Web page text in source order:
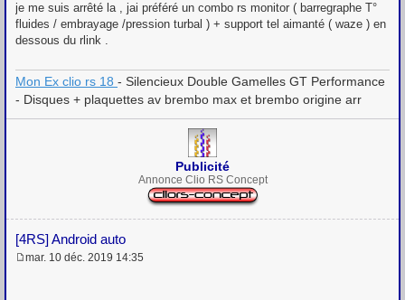
je me suis arrêté la , jai préféré un combo rs monitor ( barregraphe T°
fluides / embrayage /pression turbal ) + support tel aimanté ( waze ) en
dessous du rlink .
Mon Ex clio rs 18 - Silencieux Double Gamelles GT Performance
- Disques + plaquettes av brembo max et brembo origine arr
Publicité
Annonce Clio RS Concept
[4RS] Android auto
mar. 10 déc. 2019 14:35